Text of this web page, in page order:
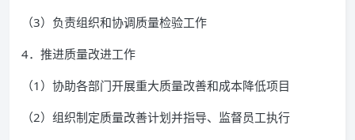
（3）负责组织和协调质量检验工作
4．推进质量改进工作
（1）协助各部门开展重大质量改善和成本降低项目
（2）组织制定质量改善计划并指导、监督员工执行